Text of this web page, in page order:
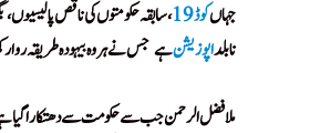
جہاںکوڈ19 ، سابقہ حکومتوں کی ناقص
نابلداپوزیشنہے! جس نے ہر وہ بیہودہ طریقہ
ملافضل الرحمن جب سے حکومت سے دھتکارا گیا